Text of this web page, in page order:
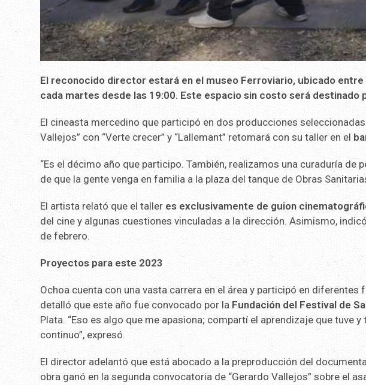
El reconocido director estará en el museo Ferroviario, ubicado entre
cada martes desde las 19:00. Este espacio sin costo será destinado
El cineasta mercedino que participó en dos producciones
Vallejos” con “Verte crecer” y “Lallemant” retomará con su taller en el
“Es el décimo año que participo. También, realizamos una curaduría de
de que la gente venga en familia a la plaza del tanque de Obras
El artista relató que el taller es exclusivamente de guion
del cine y algunas cuestiones vinculadas a la dirección. Asimismo,
de febrero.
Proyectos para este 2023
Ochoa cuenta con una vasta carrera en el área y participó en
detalló que este año fue convocado por la Fundación del Festival de
Plata. “Eso es algo que me apasiona; compartí el aprendizaje que tuve
continuo”, expresó.
El director adelantó que está abocado a la preproducción del
obra ganó en la segunda convocatoria de “Gerardo Vallejos” sobre el